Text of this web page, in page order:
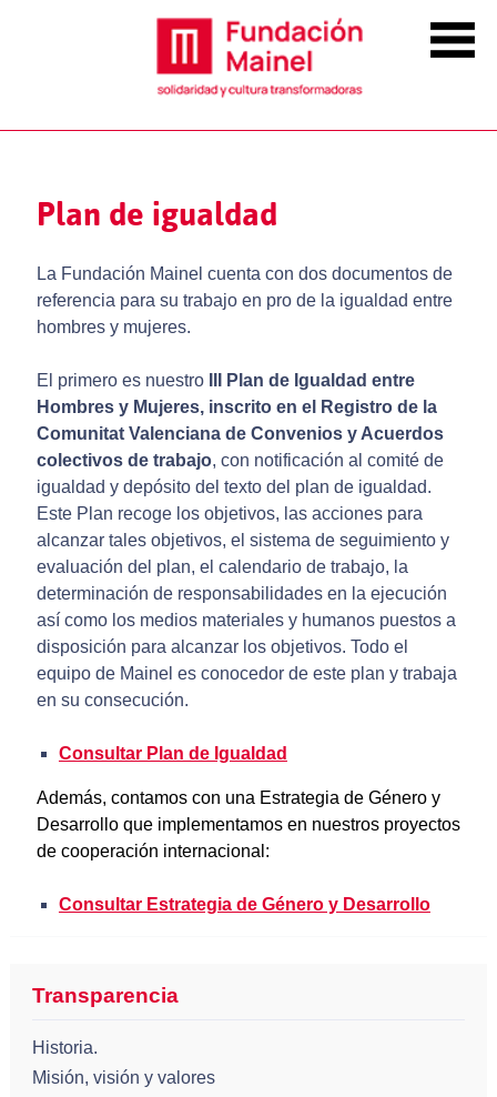
Plan de igualdad
La Fundación Mainel cuenta con dos documentos de
referencia para su trabajo en pro de la igualdad entre
hombres y mujeres.
El primero es nuestro
III Plan de Igualdad entre
Hombres y Mujeres, inscrito en el Registro de la
Comunitat Valenciana de Convenios y Acuerdos
colectivos de trabajo, con notificación al comité de
igualdad y depósito del texto del plan de igualdad.
Este Plan recoge los objetivos, las acciones para
alcanzar tales objetivos, el sistema de seguimiento y
evaluación del plan, el calendario de trabajo, la
determinación de responsabilidades en la ejecución
así como los medios materiales y humanos puestos a
disposición para alcanzar los objetivos. Todo el
equipo de Mainel es conocedor de este plan y trabaja
en su consecución.
Consultar Plan de Igualdad
Además, contamos con una Estrategia de Género y
Desarrollo que implementamos en nuestros proyectos
de cooperación internacional:
Consultar Estrategia de Género y Desarrollo
Transparencia
Historia.
Misión, visión y valores